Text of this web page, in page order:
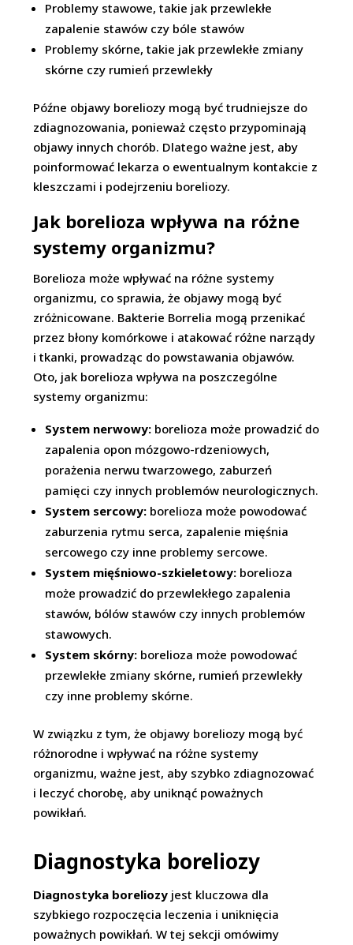
Problemy stawowe, takie jak przewlekłe
zapalenie stawów czy bóle stawów
Problemy skórne, takie jak przewlekłe zmiany
skórne czy rumień przewlekły
Późne objawy boreliozy mogą być trudniejsze do
zdiagnozowania, ponieważ często przypominają
objawy innych chorób. Dlatego ważne jest, aby
poinformować lekarza o ewentualnym kontakcie z
kleszczami i podejrzeniu boreliozy.
Jak borelioza wpływa na różne
systemy organizmu?
Borelioza może wpływać na różne systemy
organizmu, co sprawia, że objawy mogą być
zróżnicowane. Bakterie Borrelia mogą przenikać
przez błony komórkowe i atakować różne narządy
i tkanki, prowadząc do powstawania objawów.
Oto, jak borelioza wpływa na poszczególne
systemy organizmu:
System nerwowy: borelioza może prowadzić do
zapalenia opon mózgowo-rdzeniowych,
porażenia nerwu twarzowego, zaburzeń
pamięci czy innych problemów neurologicznych.
System sercowy: borelioza może powodować
zaburzenia rytmu serca, zapalenie mięśnia
sercowego czy inne problemy sercowe.
System mięśniowo-szkieletowy: borelioza
może prowadzić do przewlekłego zapalenia
stawów, bólów stawów czy innych problemów
stawowych.
System skórny: borelioza może powodować
przewlekłe zmiany skórne, rumień przewlekły
czy inne problemy skórne.
W związku z tym, że objawy boreliozy mogą być
różnorodne i wpływać na różne systemy
organizmu, ważne jest, aby szybko zdiagnozować
i leczyć chorobę, aby uniknąć poważnych
powikłań.
Diagnostyka boreliozy
Diagnostyka boreliozy jest kluczowa dla
szybkiego rozpoczęcia leczenia i uniknięcia
poważnych powikłań. W tej sekcji omówimy